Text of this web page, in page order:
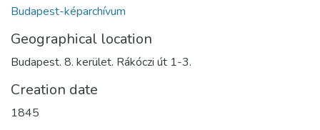
Budapest-képarchívum
Geographical location
Budapest. 8. kerület. Rákóczi út 1-3.
Creation date
1845